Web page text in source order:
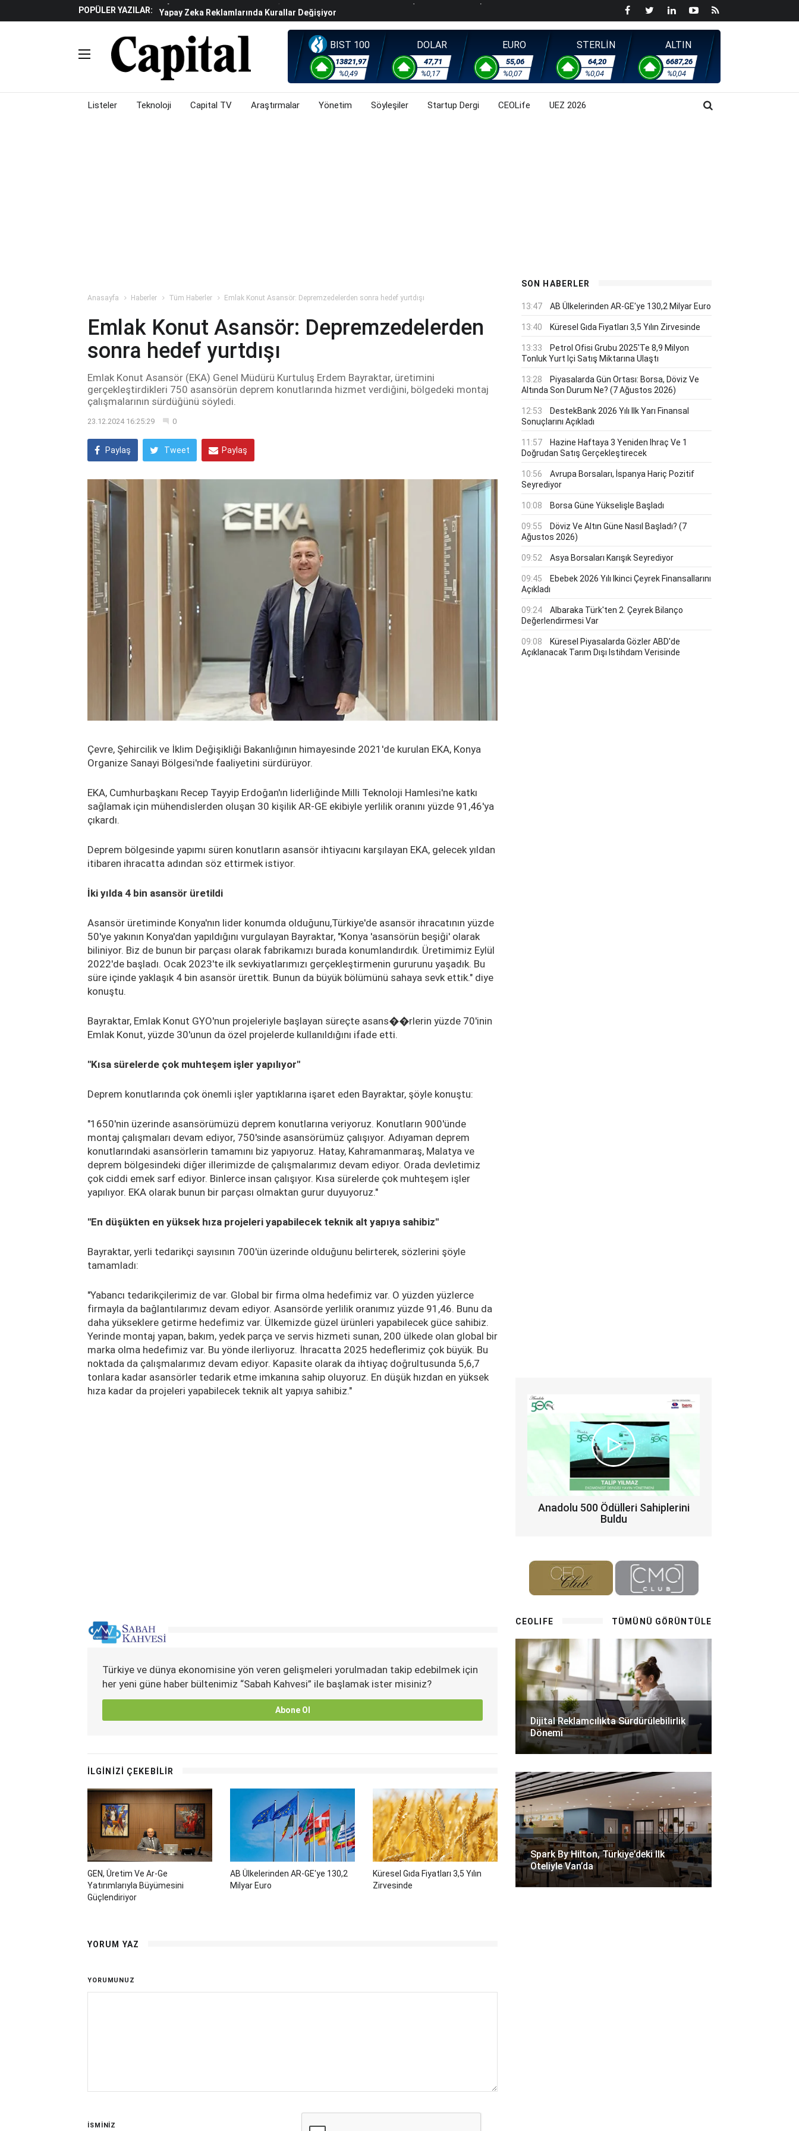
POPÜLER YAZILAR:
Yapay Zeka Reklamlarında Kurallar Değişiyor
Beyaz Eşya Sektöründe Daralma Sürüyor
Döviz Ve Altın Güne Nasıl Başladı? (31 Temmuz 2026)
Küresel Piyasalarda Teknoloji Rallisi Risk Iştahını Artırdı
Piyasalarda Gün Ortası: Borsa, Döviz Ve Altında Son Durum Ne? (31 Temmuz 2026)
BIST 100
13821,97
%0,49
DOLAR
47,71
%0,17
EURO
55,06
%0,07
STERLİN
64,20
%0,04
ALTIN
6687,26
%0,04
Listeler Teknoloji Capital TV Araştırmalar Yönetim Söyleşiler Startup Dergi CEOLife UEZ 2026
Anasayfa Haberler Tüm Haberler Emlak Konut Asansör: Depremzedelerden sonra hedef yurtdışı
Emlak Konut Asansör: Depremzedelerden
sonra hedef yurtdışı
Emlak Konut Asansör (EKA) Genel Müdürü Kurtuluş Erdem Bayraktar, üretimini
gerçekleştirdikleri 750 asansörün deprem konutlarında hizmet verdiğini, bölgedeki montaj
çalışmalarının sürdüğünü söyledi.
23.12.2024 16:25:29 0
Paylaş Tweet Paylaş
Çevre, Şehircilik ve İklim Değişikliği Bakanlığının himayesinde 2021'de kurulan EKA, Konya
Organize Sanayi Bölgesi'nde faaliyetini sürdürüyor.
EKA, Cumhurbaşkanı Recep Tayyip Erdoğan'ın liderliğinde Milli Teknoloji Hamlesi'ne katkı
sağlamak için mühendislerden oluşan 30 kişilik AR-GE ekibiyle yerlilik oranını yüzde 91,46'ya
çıkardı.
Deprem bölgesinde yapımı süren konutların asansör ihtiyacını karşılayan EKA, gelecek yıldan
itibaren ihracatta adından söz ettirmek istiyor.
İki yılda 4 bin asansör üretildi
Asansör üretiminde Konya'nın lider konumda olduğunu,Türkiye'de asansör ihracatının yüzde
50'ye yakının Konya'dan yapıldığını vurgulayan Bayraktar, "Konya 'asansörün beşiği' olarak
biliniyor. Biz de bunun bir parçası olarak fabrikamızı burada konumlandırdık. Üretimimiz Eylül
2022'de başladı. Ocak 2023'te ilk sevkiyatlarımızı gerçekleştirmenin gururunu yaşadık. Bu
süre içinde yaklaşık 4 bin asansör ürettik. Bunun da büyük bölümünü sahaya sevk ettik." diye
konuştu.
Bayraktar, Emlak Konut GYO'nun projeleriyle başlayan süreçte asans��rlerin yüzde 70'inin
Emlak Konut, yüzde 30'unun da özel projelerde kullanıldığını ifade etti.
"Kısa sürelerde çok muhteşem işler yapılıyor"
Deprem konutlarında çok önemli işler yaptıklarına işaret eden Bayraktar, şöyle konuştu:
"1650'nin üzerinde asansörümüzü deprem konutlarına veriyoruz. Konutların 900'ünde
montaj çalışmaları devam ediyor, 750'sinde asansörümüz çalışıyor. Adıyaman deprem
konutlarındaki asansörlerin tamamını biz yapıyoruz. Hatay, Kahramanmaraş, Malatya ve
deprem bölgesindeki diğer illerimizde de çalışmalarımız devam ediyor. Orada devletimiz
çok ciddi emek sarf ediyor. Binlerce insan çalışıyor. Kısa sürelerde çok muhteşem işler
yapılıyor. EKA olarak bunun bir parçası olmaktan gurur duyuyoruz."
"En düşükten en yüksek hıza projeleri yapabilecek teknik alt yapıya sahibiz"
Bayraktar, yerli tedarikçi sayısının 700'ün üzerinde olduğunu belirterek, sözlerini şöyle
tamamladı:
"Yabancı tedarikçilerimiz de var. Global bir firma olma hedefimiz var. O yüzden yüzlerce
firmayla da bağlantılarımız devam ediyor. Asansörde yerlilik oranımız yüzde 91,46. Bunu da
daha yükseklere getirme hedefimiz var. Ülkemizde güzel ürünleri yapabilecek güce sahibiz.
Yerinde montaj yapan, bakım, yedek parça ve servis hizmeti sunan, 200 ülkede olan global bir
marka olma hedefimiz var. Bu yönde ilerliyoruz. İhracatta 2025 hedeflerimiz çok büyük. Bu
noktada da çalışmalarımız devam ediyor. Kapasite olarak da ihtiyaç doğrultusunda 5,6,7
tonlara kadar asansörler tedarik etme imkanına sahip oluyoruz. En düşük hızdan en yüksek
hıza kadar da projeleri yapabilecek teknik alt yapıya sahibiz."
Türkiye ve dünya ekonomisine yön veren gelişmeleri yorulmadan takip edebilmek için
her yeni güne haber bültenimiz “Sabah Kahvesi” ile başlamak ister misiniz?
Abone Ol
İLGİNİZİ ÇEKEBİLİR
GEN, Üretim Ve Ar-Ge
Yatırımlarıyla Büyümesini
Güçlendiriyor
AB Ülkelerinden AR-GE'ye 130,2
Milyar Euro
Küresel Gıda Fiyatları 3,5 Yılın
Zirvesinde
YORUM YAZ
YORUMUNUZ
İSMİNİZ
SON HABERLER
13:47 AB Ülkelerinden AR-GE'ye 130,2 Milyar Euro
13:40 Küresel Gıda Fiyatları 3,5 Yılın Zirvesinde
13:33
Petrol Ofisi Grubu 2025'te 8,9 Milyon
Tonluk Yurt Içi Satış Miktarına Ulaştı
13:28
Piyasalarda Gün Ortası: Borsa, Döviz Ve
Altında Son Durum Ne? (7 Ağustos 2026)
12:53
DestekBank 2026 Yılı Ilk Yarı Finansal
Sonuçlarını Açıkladı
11:57
Hazine Haftaya 3 Yeniden Ihraç Ve 1
Doğrudan Satış Gerçekleştirecek
10:56
Avrupa Borsaları, İspanya Hariç Pozitif
Seyrediyor
10:08 Borsa Güne Yükselişle Başladı
09:55
Döviz Ve Altın Güne Nasıl Başladı? (7
Ağustos 2026)
09:52 Asya Borsaları Karışık Seyrediyor
09:45
Ebebek 2026 Yılı Ikinci Çeyrek Finansallarını
Açıkladı
09:24
Albaraka Türk'ten 2. Çeyrek Bilanço
Değerlendirmesi Var
09:08
Küresel Piyasalarda Gözler ABD'de
Açıklanacak Tarım Dışı Istihdam Verisinde
Anadolu 500 Ödülleri Sahiplerini
Buldu
CEOLIFE TÜMÜNÜ GÖRÜNTÜLE
Dijital Reklamcılıkta Sürdürülebilirlik
Dönemi
Spark By Hilton, Türkiye’deki Ilk
Oteliyle Van’da